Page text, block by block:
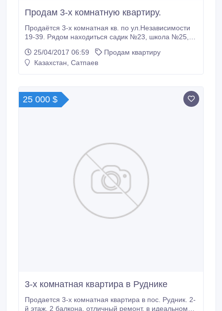
Продам 3-х комнатную квартиру.
Продаётся 3-х комнатная кв. по ул.Независимости
19-39. Рядом находиться садик №23, школа №25,
титан, кондиционер, телефон, интернет, сан узел
полностью пропилен..
25/04/2017 06:59
Продам квартиру
Казахстан, Сатпаев
25 000 $
3-х комнатная квартира в Руднике
Продается 3-х комнатная квартира в пос. Рудник. 2-
й этаж, 2 балкона, отличный ремонт, в идеальном